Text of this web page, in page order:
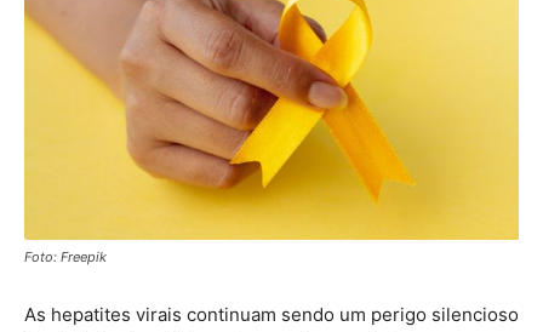
Foto: Freepik
As hepatites virais continuam sendo um perigo silencioso